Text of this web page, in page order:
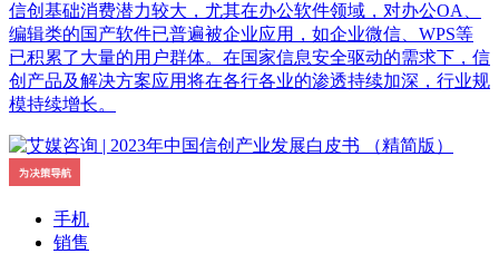
信创基础消费潜力较大，尤其在办公软件领域，对办公OA、
编辑类的国产软件已普遍被企业应用，如企业微信、WPS等
已积累了大量的用户群体。在国家信息安全驱动的需求下，信
创产品及解决方案应用将在各行各业的渗透持续加深，行业规
模持续增长。
手机
销售